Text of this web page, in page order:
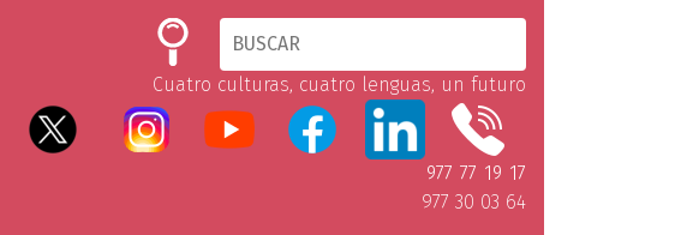
Cuatro culturas, cuatro lenguas, un futuro
977 77 19 17
977 30 03 64